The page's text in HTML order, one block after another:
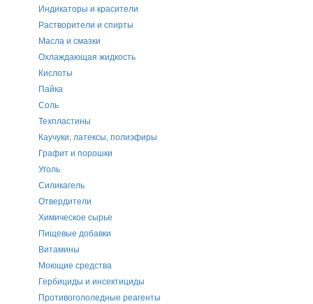
Индикаторы и красители
Растворители и спирты
Масла и смазки
Охлаждающая жидкость
Кислоты
Пайка
Соль
Техпластины
Каучуки, латексы, полиэфиры
Графит и порошки
Уголь
Силикагель
Отвердители
Химическое сырье
Пищевые добавки
Витамины
Моющие средства
Гербициды и инсектициды
Противогололедные реагенты